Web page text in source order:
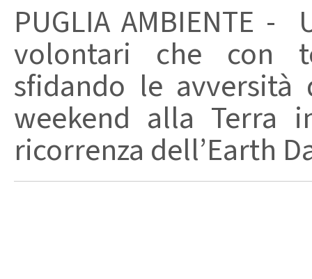
PUGLIA AMBIENTE
volontari che con
sfidando le
weekend alla Terra
ricorrenza dell’Earth